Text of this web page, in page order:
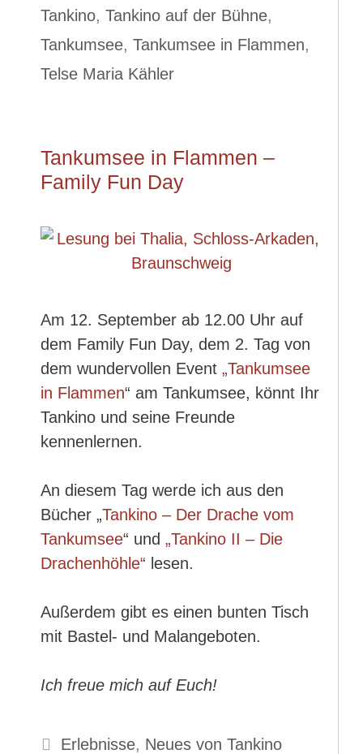
Tankino, Tankino auf der Bühne,
Tankumsee, Tankumsee in Flammen,
Telse Maria Kähler
Tankumsee in Flammen –
Family Fun Day
Am 12. September ab 12.00 Uhr auf
dem Family Fun Day, dem 2. Tag von
dem wundervollen Event „Tankumsee
in Flammen“ am Tankumsee, könnt Ihr
Tankino und seine Freunde
kennenlernen.
An diesem Tag werde ich aus den
Bücher „Tankino – Der Drache vom
Tankumsee“ und „Tankino II – Die
Drachenhöhle“ lesen.
Außerdem gibt es einen bunten Tisch
mit Bastel- und Malangeboten.
Ich freue mich auf Euch!
Kategorien
Erlebnisse, Neues von Tankino